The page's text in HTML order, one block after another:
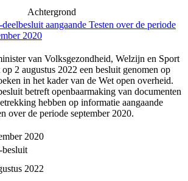
Achtergrond
aangaande Testen over de periode
2020
van Volksgezondheid, Welzijn en Sport
op 2 augustus 2022 een besluit genomen op
in het kader van de Wet open overheid.
betreft openbaarmaking van documenten
hebben op informatie aangaande
over de periode september 2020.
2020
besluit
2022